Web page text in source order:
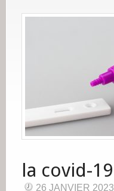
la covid-19
26 JANVIER 2023